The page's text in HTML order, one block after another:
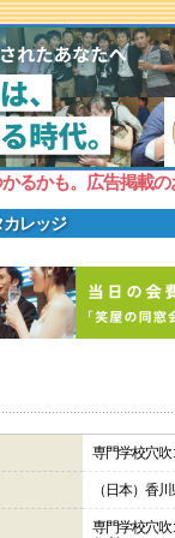
るかも。広告掲載
レッジ
専門学校穴
（日本）香
専門学校穴